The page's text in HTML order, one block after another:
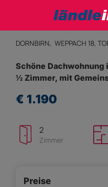
DORNBIRN, WEPPACH 18,
Schöne
½ Zimmer, mit
€ 1.190
2
Zimmer
Preise